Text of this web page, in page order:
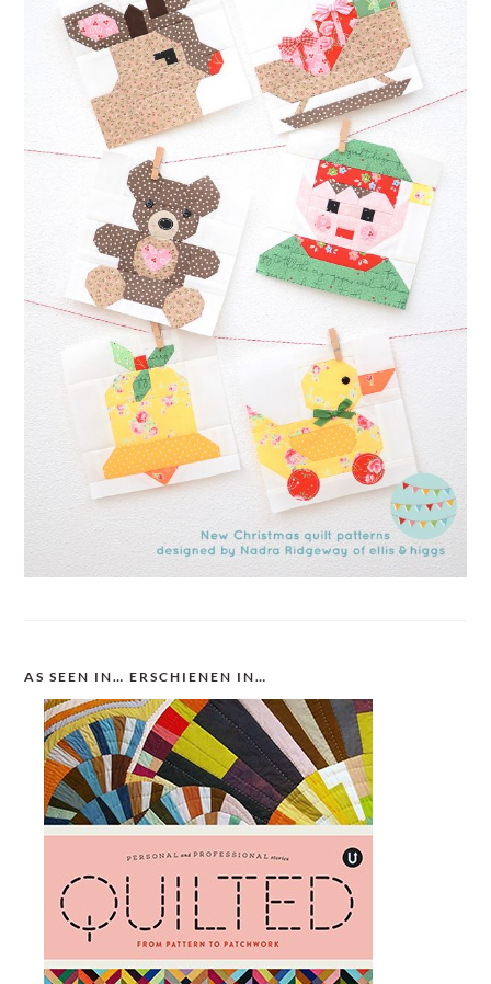
AS SEEN IN… ERSCHIENEN IN…